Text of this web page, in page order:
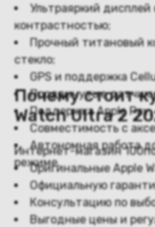
Ультраяркий дисплей
контрастностью;
Прочный титановый
стекло;
GPS и поддержка
Продвинутые
Поддержка Apple Pay;
Совместимость с
Автономная работа
режиме.
Почему стоит
Watch Ultra 2
Интернет-магазин
Оригинальные Apple
Официальную
Консультацию по
Выгодные цены и